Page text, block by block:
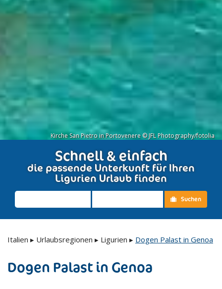
Kirche San Pietro in Portovenere © JFL Photography/fotolia
Schnell & einfach
die passende Unterkunft für Ihren
Ligurien Urlaub finden
Suchen
Italien ▸ Urlaubsregionen ▸ Ligurien ▸ Dogen Palast in Genoa
Dogen Palast in Genoa